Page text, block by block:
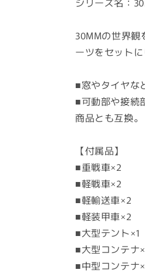
ン
パ
ツ
セ
ッ
ト
ル
チ
オ
ブ
ジ
ェ
ク
ト
1)
30MMの世界
ーツをセット
■窓やタイヤな
■可動部や接続
商品とも互換。
【付属品】
■重戦車×2
■軽戦車×2
■軽輸送車×2
■軽装甲車×2
■大型テント×1
■大型コンテナ
■中型コンテナ